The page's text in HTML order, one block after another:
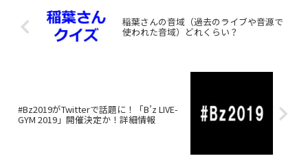
稲葉さんの音域（過去のライブや音源で
使われた音域）どれくらい？
#Bz2019がTwitterで話題に！「B’z LIVE-
GYM 2019」開催決定か！詳細情報